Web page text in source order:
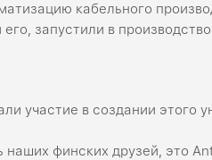
кабельного
запустили в
участие в создании этого
финских друзей, это